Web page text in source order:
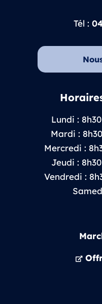
Tél :
Lundi :
Mardi :
Mercredi :
Jeudi :
Vendredi :